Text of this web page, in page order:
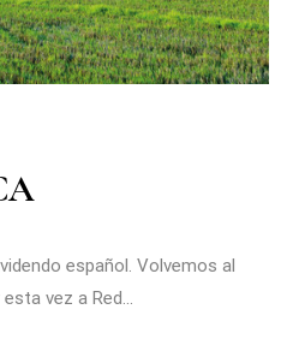
español. Volvemos al
vez a Red...